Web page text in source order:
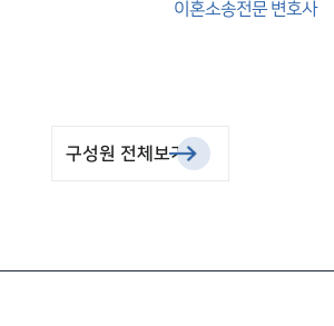
이혼소송전문 변호사
구성원 전체보기